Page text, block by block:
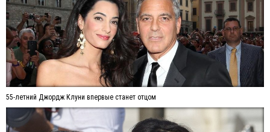
55-летний Джордж Клуни впервые станет отцом